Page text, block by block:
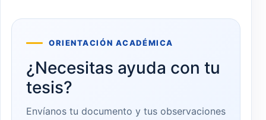
ORIENTACIÓN ACADÉMICA
¿Necesitas ayuda con tu
tesis?
Envíanos tu documento y tus observaciones